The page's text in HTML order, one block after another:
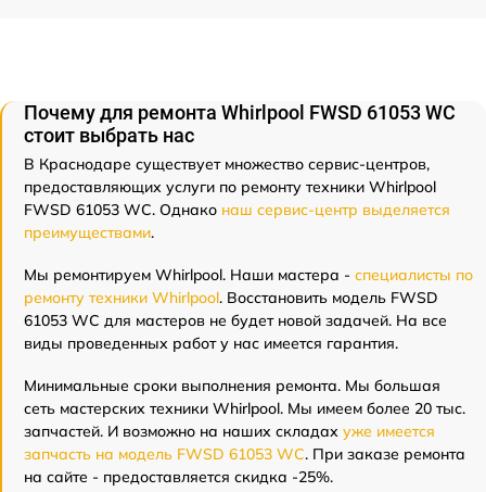
Почему для ремонта Whirlpool FWSD 61053 WC
стоит выбрать нас
В Краснодаре существует множество сервис-центров,
предоставляющих услуги по ремонту техники Whirlpool
FWSD 61053 WC. Однако наш сервис-центр выделяется
преимуществами.
Мы ремонтируем Whirlpool. Наши мастера - специалисты по
ремонту техники Whirlpool. Восстановить модель FWSD
61053 WC для мастеров не будет новой задачей. На все
виды проведенных работ у нас имеется гарантия.
Минимальные сроки выполнения ремонта. Мы большая
сеть мастерских техники Whirlpool. Мы имеем более 20 тыс.
запчастей. И возможно на наших складах уже имеется
запчасть на модель FWSD 61053 WC. При заказе ремонта
на сайте - предоставляется скидка -25%.